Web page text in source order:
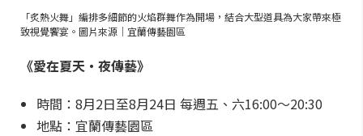
「炙熱火舞」編排多細節的火焰群舞作為開場，結合大型道具為大家帶來極
致視覺饗宴。圖片來源｜宜蘭傳藝園區
《愛在夏天・夜傳藝》
時間：8月2日至8月24日 每週五、六16:00～20:30
地點：宜蘭傳藝園區